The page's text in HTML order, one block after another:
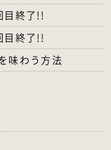
目終了!!
目終了!!
味わう方法